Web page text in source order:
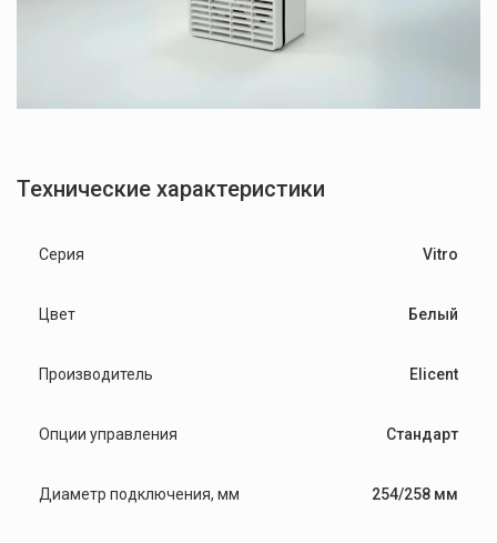
Технические характеристики
Серия Vitro
Цвет Белый
Производитель Elicent
Опции управления Стандарт
Диаметр подключения, мм 254/258 мм